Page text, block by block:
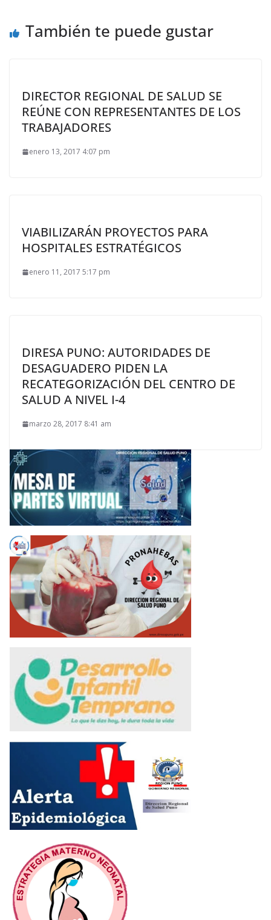
También te puede gustar
DIRECTOR REGIONAL DE SALUD SE
REÚNE CON REPRESENTANTES DE LOS
TRABAJADORES
enero 13, 2017 4:07 pm
VIABILIZARÁN PROYECTOS PARA
HOSPITALES ESTRATÉGICOS
enero 11, 2017 5:17 pm
DIRESA PUNO: AUTORIDADES DE
DESAGUADERO PIDEN LA
RECATEGORIZACIÓN DEL CENTRO DE
SALUD A NIVEL I-4
marzo 28, 2017 8:41 am